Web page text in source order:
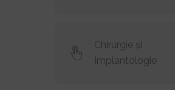
Chirurgie și
Implantologie